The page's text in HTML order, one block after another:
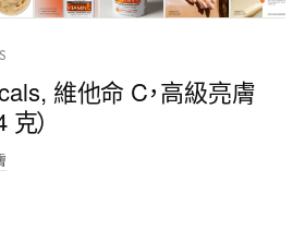
維他命 C，高級亮膚
）